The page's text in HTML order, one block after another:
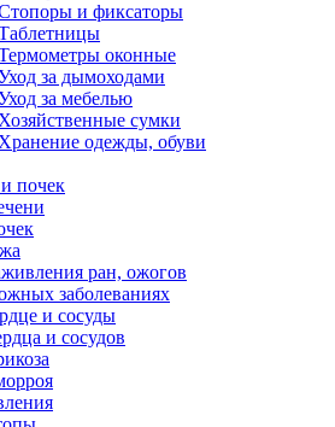
и фиксаторы
оконные
за дымоходами
за мебелью
Хозяйственные сумки
Хранение одежды, обуви
почек
ран, ожогов
заболеваниях
и сосуды
и сосудов